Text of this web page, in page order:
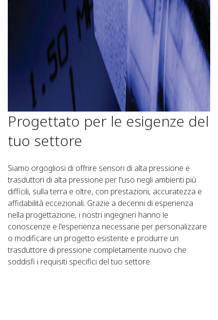
Progettato per le esigenze del
tuo settore​
Siamo orgogliosi di offrire sensori di alta pressione e
trasduttori di alta pressione per l'uso negli ambienti più
difficili, sulla terra e oltre, con prestazioni, accuratezza e
affidabilità eccezionali. Grazie a decenni di esperienza
nella progettazione, i nostri ingegneri hanno le
conoscenze e l'esperienza necessarie per personalizzare
o modificare un progetto esistente e produrre un
trasduttore di pressione completamente nuovo che
soddisfi i requisiti specifici del tuo settore.​